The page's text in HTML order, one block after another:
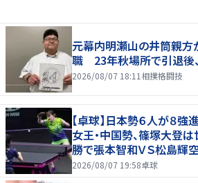
元幕内明瀬山の井筒親
職 23年秋場所で引退後
2026/08/07 18:11 相撲格闘技
【卓球】日本勢６人が８
女王・中国勢、篠塚大登
勝で張本智和ＶＳ松島輝
2026/08/07 19:58卓球